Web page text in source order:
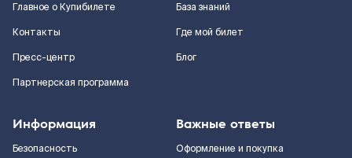
Главное о Купибилете
Контакты
Пресс-центр
Партнерская программа
База знаний
Где мой билет
Блог
Информация
Безопасность
Важные ответы
Оформление и покупка